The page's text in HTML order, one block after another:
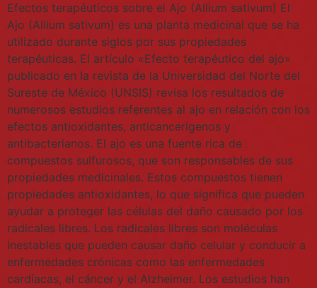
Efectos terapéuticos sobre el Ajo (Allium sativum) El
Ajo (Allium sativum) es una planta medicinal que se ha
utilizado durante siglos por sus propiedades
terapéuticas. El artículo «Efecto terapéutico del ajo»
publicado en la revista de la Universidad del Norte del
Sureste de México (UNSIS) revisa los resultados de
numerosos estudios referentes al ajo en relación con los
efectos antioxidantes, anticancerígenos y
antibacterianos. El ajo es una fuente rica de
compuestos sulfurosos, que son responsables de sus
propiedades medicinales. Estos compuestos tienen
propiedades antioxidantes, lo que significa que pueden
ayudar a proteger las células del daño causado por los
radicales libres. Los radicales libres son moléculas
inestables que pueden causar daño celular y conducir a
enfermedades crónicas como las enfermedades
cardíacas, el cáncer y el Alzheimer. Los estudios han